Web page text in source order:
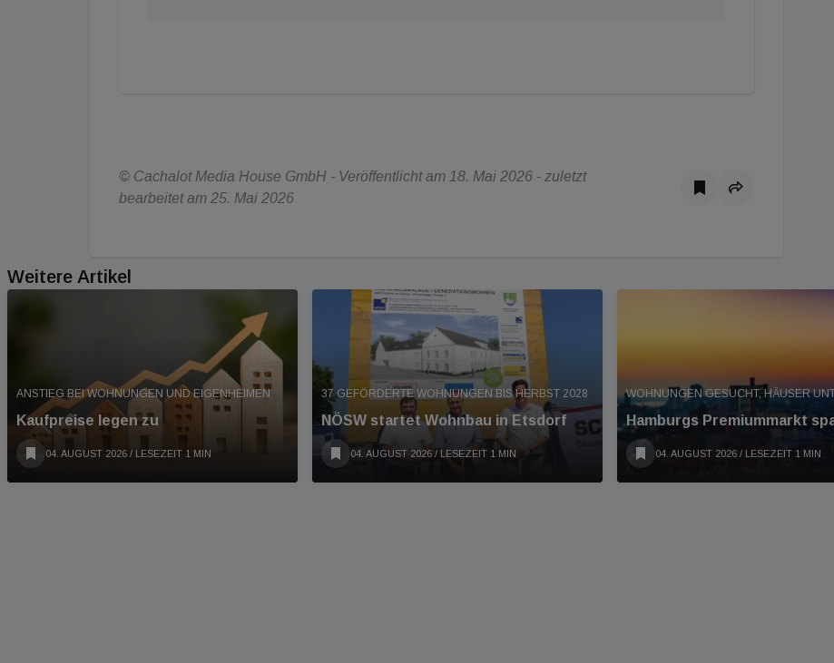
© Cachalot Media House GmbH - Veröffentlicht am 18. Mai 2026 - zuletzt
bearbeitet am 25. Mai 2026
Weitere Artikel
ANSTIEG BEI WOHNUNGEN UND EIGENHEIMEN
Kaufpreise legen zu
04. AUGUST 2026 / LESEZEIT 1 MIN
37 GEFÖRDERTE WOHNUNGEN BIS HERBST 2028
NÖSW startet Wohnbau in Etsdorf
04. AUGUST 2026/ LESEZEIT 1 MIN
WOHNUNGEN GESUCHT, HÄUSER
Hamburgs Premiummarkt
04. AUGUST 2026 / LESEZEIT 1 MIN